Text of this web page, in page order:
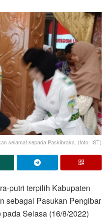
selamat kepada Paskibraka. (foto: IST)
putri terpilih Kabupaten
sebagai Pasukan Pengibar
Selasa (16/8/2022)